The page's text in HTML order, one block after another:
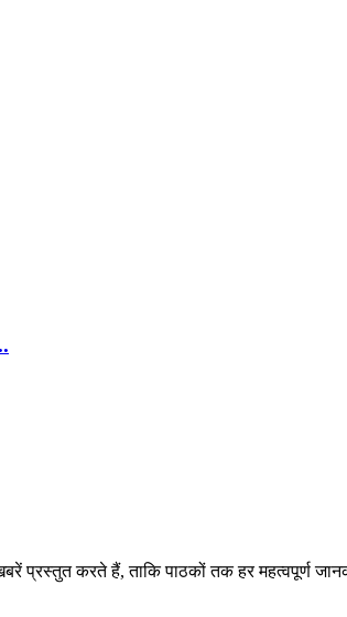
प्रस्तुत करते हैं, ताकि पाठकों तक हर महत्वपूर्ण